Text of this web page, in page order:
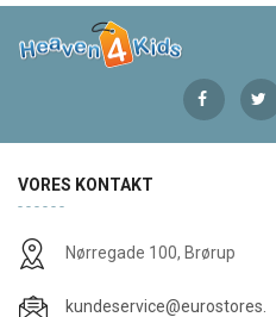
VORES KONTAKT
Nørregade 100, Brørup
kundeservice@eurostores.dk